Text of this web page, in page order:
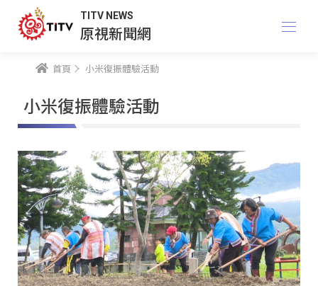
TITV NEWS
原視新聞網
首頁 小米復振體驗活動
小米復振體驗活動